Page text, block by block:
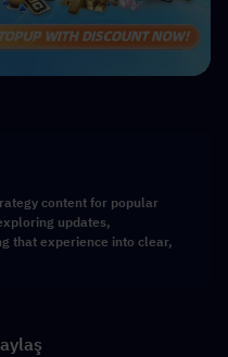
content for popular
updates,
that experience into clear,